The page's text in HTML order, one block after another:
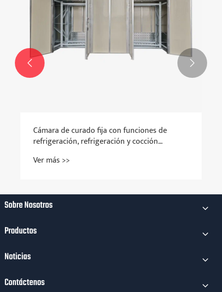
Cámara de curado fija con funciones de
refrigeración, refrigeración y cocción
Ver más >>
 
Sobre Nosotros
Productos
Noticias
Contáctenos